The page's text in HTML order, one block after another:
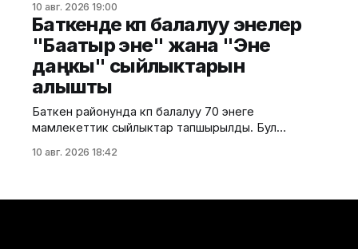
Улуттук банкынын басма сөз кызматынан
кабарлашты. Билдирүүгө караганда, мыйзамсыз
акча алмаштырууга карата көзөмөлдү Ош облустук
башкармалыктын өкүлдөрү ишке ашырып, анын
жүрүшүндө аталган жарандар Улуттук банктын
тиешелүү лицензиясы жок нак чет
10 авг. 2026 19:00
Баткенде көп балалуу энелер
"Баатыр эне" жана "Эне
даңкы" сыйлыктарын
алышты
Баткен районунда көп балалуу 70 энеге
мамлекеттик сыйлыктар тапшырылды. Бул
администрациясынан билдиришти. Салтанатта 36
10 авг. 2026 18:42